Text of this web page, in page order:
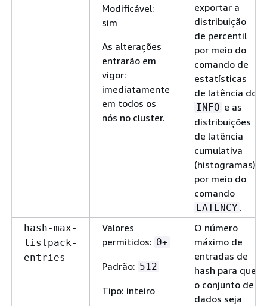
Modificável:
sim
As alterações
entrarão em
vigor:
imediatamente
em todos os
nós no cluster.
exportar a
distribuição
de percentil
por meio do
comando de
estatísticas
de latência do
INFO e as
distribuições
de latência
cumulativa
(histogramas)
por meio do
comando
LATENCY .
hash-max-
listpack-
entries
Valores
permitidos: 0+
Padrão: 512
Tipo: inteiro
O número
máximo de
entradas de
hash para que
o conjunto de
dados seja